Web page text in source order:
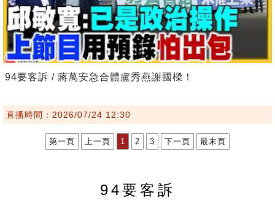
94要客訴 / 蔣萬安急合體盧秀燕謝國樑！
直播時間：2026/07/24 12:30
第一頁 上一頁 1 2 3 下一頁 最末頁
94要客訴